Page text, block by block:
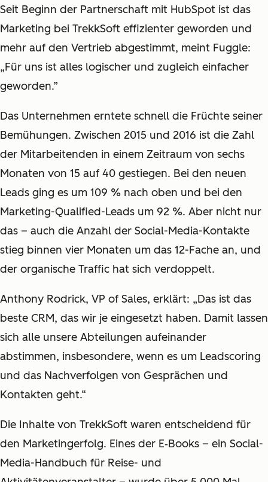
Seit Beginn der Partnerschaft mit HubSpot ist das
Marketing bei TrekkSoft effizienter geworden und
mehr auf den Vertrieb abgestimmt, meint Fuggle:
„Für uns ist alles logischer und zugleich einfacher
geworden.”
Das Unternehmen erntete schnell die Früchte seiner
Bemühungen. Zwischen 2015 und 2016 ist die Zahl
der Mitarbeitenden in einem Zeitraum von sechs
Monaten von 15 auf 40 gestiegen. Bei den neuen
Leads ging es um 109 % nach oben und bei den
Marketing-Qualified-Leads um 92 %. Aber nicht nur
das – auch die Anzahl der Social-Media-Kontakte
stieg binnen vier Monaten um das 12-Fache an, und
der organische Traffic hat sich verdoppelt.
Anthony Rodrick, VP of Sales, erklärt: „Das ist das
beste CRM, das wir je eingesetzt haben. Damit lassen
sich alle unsere Abteilungen aufeinander
abstimmen, insbesondere, wenn es um Leadscoring
und das Nachverfolgen von Gesprächen und
Kontakten geht.“
Die Inhalte von TrekkSoft waren entscheidend für
den Marketingerfolg. Eines der E‑Books – ein Social-
Media-Handbuch für Reise- und